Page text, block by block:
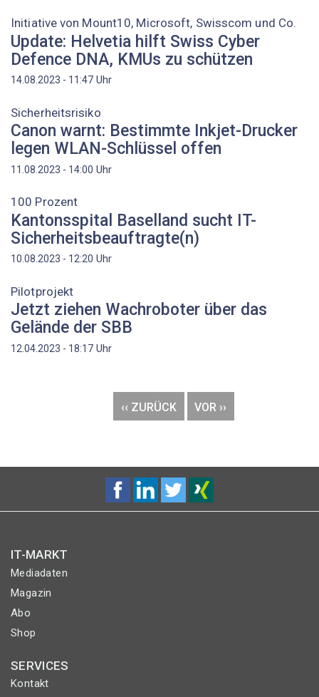
Initiative von Mount10, Microsoft, Swisscom und Co.
Update: Helvetia hilft Swiss Cyber
Defence DNA, KMUs zu schützen
14.08.2023 - 11:47 Uhr
Sicherheitsrisiko
Canon warnt: Bestimmte Inkjet-Drucker
legen WLAN-Schlüssel offen
11.08.2023 - 14:00 Uhr
100 Prozent
Kantonsspital Baselland sucht IT-
Sicherheitsbeauftragte(n)
10.08.2023 - 12:20 Uhr
Pilotprojekt
Jetzt ziehen Wachroboter über das
Gelände der SBB
12.04.2023 - 18:17 Uhr
VORHERIGE
SEITE
‹‹ ZURÜCK
NÄCHSTE
SEITE
VOR ››
IT-MARKT
Mediadaten
Magazin
Abo
Shop
SERVICES
Kontakt